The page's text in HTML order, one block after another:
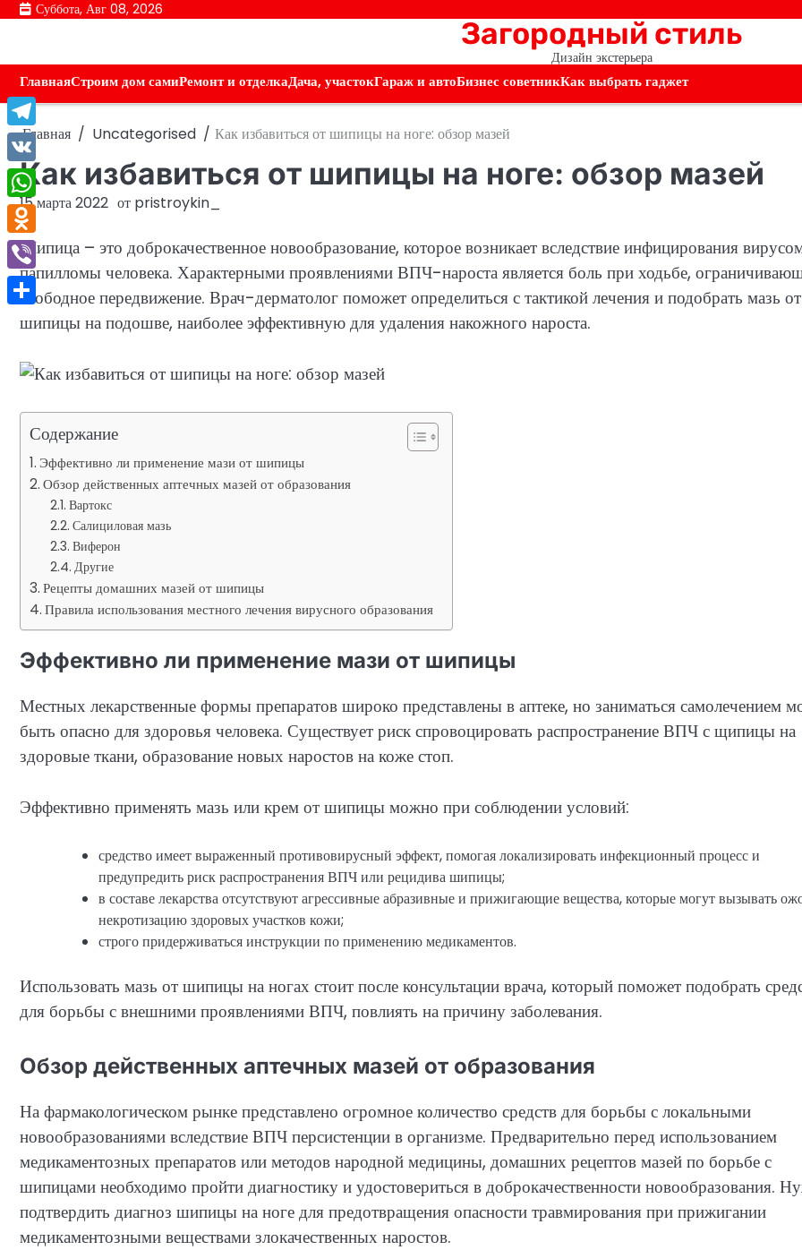
ПерейтиСуббота, Авг 08, 2026
Загородный стиль
Дизайн экстерьера
ГлавнаяСтроим дом самиРемонт и отделкаДача, участокГараж и автоБизнес советникКак выбрать гаджет
Главная Uncategorised Как избавиться от шипицы на ноге: обзор мазей
Как избавиться от шипицы на ноге: обзор мазей
15 марта 2022 от pristroykin_
Шипица – это доброкачественное новообразование, которое возникает вследствие инфицирования
папилломы человека. Характерными проявлениями ВПЧ-нароста является боль при ходьбе,
свободное передвижение. Врач-дерматолог поможет определиться с тактикой лечения и подобрать мазь от
шипицы на подошве, наиболее эффективную для удаления накожного нароста.
Содержание
Эффективно ли применение мази от шипицы
Обзор действенных аптечных мазей от образования
Вартокс
Салициловая мазь
Виферон
Другие
Рецепты домашних мазей от шипицы
Правила использования местного лечения вирусного образования
Эффективно ли применение мази от шипицы
Местных лекарственные формы препаратов широко представлены в аптеке, но заниматься самолечением
быть опасно для здоровья человека. Существует риск спровоцировать распространение ВПЧ с щипицы на
здоровые ткани, образование новых наростов на коже стоп.
Эффективно применять мазь или крем от шипицы можно при соблюдении условий:
средство имеет выраженный противовирусный эффект, помогая локализировать инфекционный процесс и
предупредить риск распространения ВПЧ или рецидива шипицы;
в составе лекарства отсутствуют агрессивные абразивные и прижигающие вещества, которые могут вызывать
некротизацию здоровых участков кожи;
строго придерживаться инструкции по применению медикаментов.
Использовать мазь от шипицы на ногах стоит после консультации врача, который поможет подобрать
для борьбы с внешними проявлениями ВПЧ, повлиять на причину заболевания.
Обзор действенных аптечных мазей от образования
На фармакологическом рынке представлено огромное количество средств для борьбы с локальными
новообразованиями вследствие ВПЧ персистенции в организме. Предварительно перед использованием
медикаментозных препаратов или методов народной медицины, домашних рецептов мазей по борьбе с
шипицами необходимо пройти диагностику и удостовериться в доброкачественности новообразования.
подтвердить диагноз шипицы на ноге для предотвращения опасности травмирования при прижигании
медикаментозными веществами злокачественных наростов.
Telegram
VK
WhatsApp
Odnoklassniki
Viber
Отправить